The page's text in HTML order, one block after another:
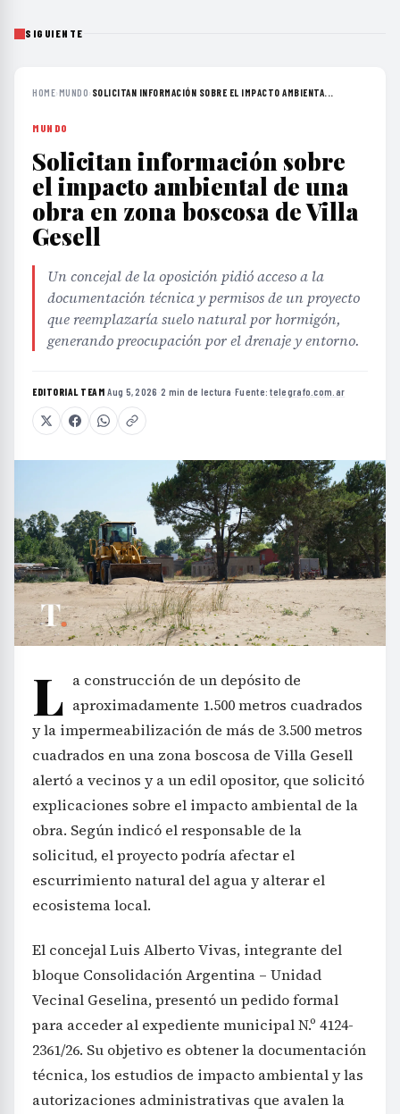
SIGUIENTE
HOME›MUNDO› SOLICITAN INFORMACIÓN SOBRE EL IMPACTO AMBIENTA...
MUNDO
Solicitan información sobre
el impacto ambiental de una
obra en zona boscosa de Villa
Gesell
Un concejal de la oposición pidió acceso a la
documentación técnica y permisos de un proyecto
que reemplazaría suelo natural por hormigón,
generando preocupación por el drenaje y entorno.
EDITORIAL TEAM·Aug 5, 2026 ·2 min de lectura ·Fuente:telegrafo.com.ar
L a construcción de un depósito de
aproximadamente 1.500 metros cuadrados
y la impermeabilización de más de 3.500 metros
cuadrados en una zona boscosa de Villa Gesell
alertó a vecinos y a un edil opositor, que solicitó
explicaciones sobre el impacto ambiental de la
obra. Según indicó el responsable de la
solicitud, el proyecto podría afectar el
escurrimiento natural del agua y alterar el
ecosistema local.
El concejal Luis Alberto Vivas, integrante del
bloque Consolidación Argentina – Unidad
Vecinal Geselina, presentó un pedido formal
para acceder al expediente municipal N.º 4124-
2361/26. Su objetivo es obtener la documentación
técnica, los estudios de impacto ambiental y las
autorizaciones administrativas que avalen la